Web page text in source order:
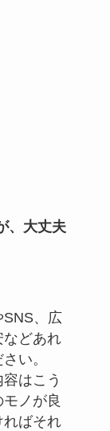
、大丈夫
、広
どあれ
い。
はこう
ノが良
ればそれ